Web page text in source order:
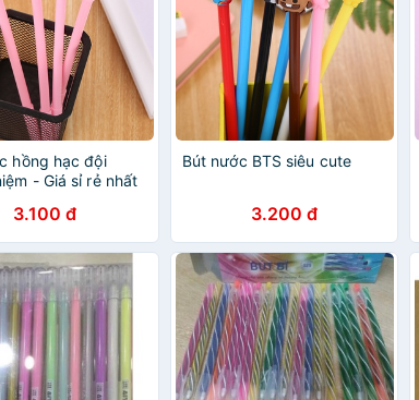
hồng hạc đội
- Giá sỉ rẻ nhất
3.100 đ
Bút nước BTS siêu cute
3.200 đ